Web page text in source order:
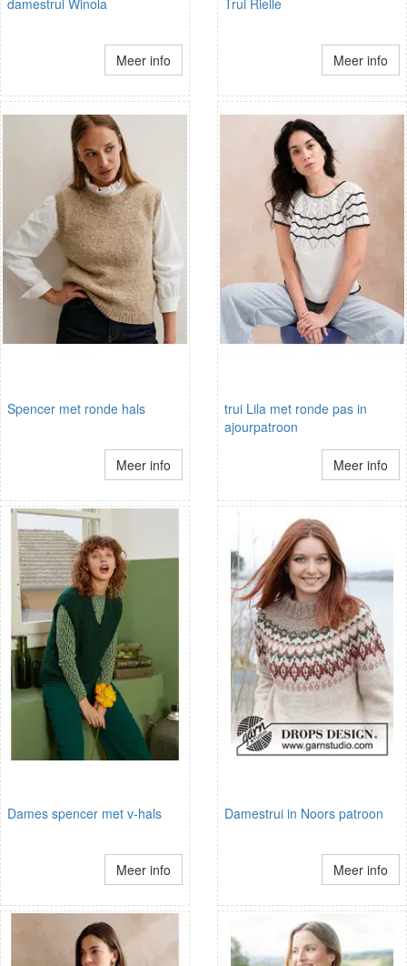
damestrui Winola
Meer info
Trui Rielle
Meer info
Spencer met ronde hals
Meer info
trui Lila met ronde pas in
ajourpatroon
Meer info
Dames spencer met v-hals
Meer info
Damestrui in Noors patroon
Meer info